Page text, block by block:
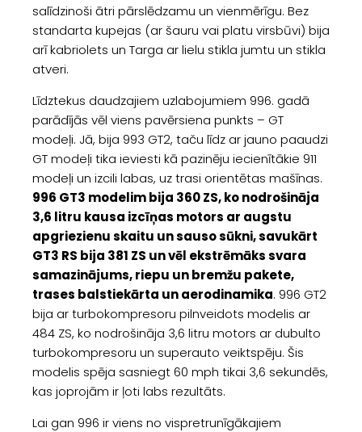
salīdzinoši ātri pārslēdzamu un vienmērīgu. Bez
standarta kupejas (ar šauru vai platu virsbūvi) bija
arī kabriolets un Targa ar lielu stikla jumtu un stikla
atveri.
Līdztekus daudzajiem uzlabojumiem 996. gadā
parādījās vēl viens pavērsiena punkts – GT
modeļi. Jā, bija 993 GT2, taču līdz ar jauno paaudzi
GT modeļi tika ieviesti kā pazinēju iecienītākie 911
modeļi un izcili labas, uz trasi orientētas mašīnas.
996 GT3 modelim bija 360 ZS, ko nodrošināja
3,6 litru kausa izcīņas motors ar augstu
apgriezienu skaitu un sauso sūkni, savukārt
GT3 RS bija 381 ZS un vēl ekstrēmāks svara
samazinājums, riepu un bremžu pakete,
trases balstiekārta un aerodinamika. 996 GT2
bija ar turbokompresoru pilnveidots modelis ar
484 ZS, ko nodrošināja 3,6 litru motors ar dubulto
turbokompresoru un superauto veiktspēju. Šis
modelis spēja sasniegt 60 mph tikai 3,6 sekundēs,
kas joprojām ir ļoti labs rezultāts.
Lai gan 996 ir viens no vispretrunīgākajiem